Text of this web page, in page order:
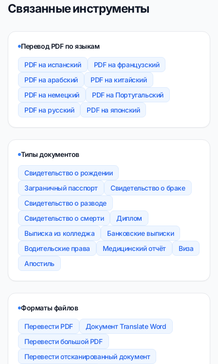
Связанные инструменты
Перевод PDF по языкам
PDF на испанский
PDF на французский
PDF на арабский
PDF на китайский
PDF на немецкий
PDF на Португальский
PDF на русский
PDF на японский
Типы документов
Свидетельство о рождении
Заграничный пасспорт
Свидетельство о браке
Свидетельство о разводе
Свидетельство о смерти
Диплом
Выписка из колледжа
Банковские выписки
Водительские права
Медицинский отчёт
Виза
Апостиль
Форматы файлов
Перевести PDF
Документ Translate Word
Перевести большой PDF
Перевести отсканированный документ